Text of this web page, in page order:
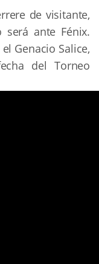
de visitante,
ante Fénix.
Genacio Salice,
del Torneo